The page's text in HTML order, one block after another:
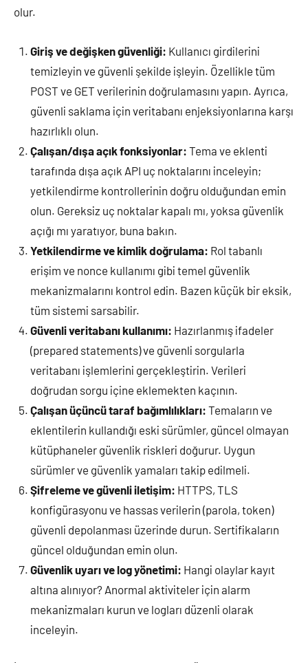
olur.
Giriş ve değişken güvenliği: Kullanıcı girdilerini
temizleyin ve güvenli şekilde işleyin. Özellikle tüm
POST ve GET verilerinin doğrulamasını yapın. Ayrıca,
güvenli saklama için veritabanı enjeksiyonlarına karşı
hazırlıklı olun.
Çalışan/dışa açık fonksiyonlar: Tema ve eklenti
tarafında dışa açık API uç noktalarını inceleyin;
yetkilendirme kontrollerinin doğru olduğundan emin
olun. Gereksiz uç noktalar kapalı mı, yoksa güvenlik
açığı mı yaratıyor, buna bakın.
Yetkilendirme ve kimlik doğrulama: Rol tabanlı
erişim ve nonce kullanımı gibi temel güvenlik
mekanizmalarını kontrol edin. Bazen küçük bir eksik,
tüm sistemi sarsabilir.
Güvenli veritabanı kullanımı: Hazırlanmış ifadeler
(prepared statements) ve güvenli sorgularla
veritabanı işlemlerini gerçekleştirin. Verileri
doğrudan sorgu içine eklemekten kaçının.
Çalışan üçüncü taraf bağımlılıkları: Temaların ve
eklentilerin kullandığı eski sürümler, güncel olmayan
kütüphaneler güvenlik riskleri doğurur. Uygun
sürümler ve güvenlik yamaları takip edilmeli.
Şifreleme ve güvenli iletişim: HTTPS, TLS
konfigürasyonu ve hassas verilerin (parola, token)
güvenli depolanması üzerinde durun. Sertifikaların
güncel olduğundan emin olun.
Güvenlik uyarı ve log yönetimi: Hangi olaylar kayıt
altına alınıyor? Anormal aktiviteler için alarm
mekanizmaları kurun ve logları düzenli olarak
inceleyin.